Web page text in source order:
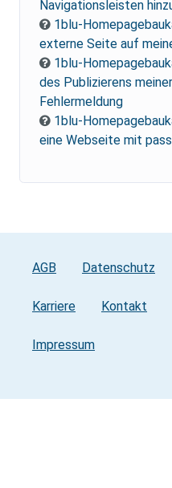
Navigationsleisten
1blu-
externe Seite auf
1blu-
des Publizierens
Fehlermeldung
1blu-
eine Webseite mit
AGB Datenschutz
Karriere Kontakt
Impressum